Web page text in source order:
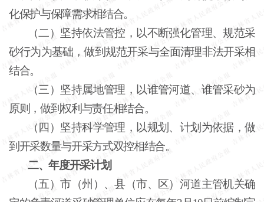
化保护与保障需求相结合。
（二）坚持依法管控，以不断强化管理、规范采
砂行为为基础，做到规范开采与全面清理非法开采相
结合。
（三）坚持属地管理，以谁管河道、谁管采砂为
原则，做到权利与责任相结合。
（四）坚持科学管理，以规划、计划为依据，做
到开采数量与开采方式双控相结合。
二、年度开采计划
（五）市（州）、县（市、区）河道主管机关确